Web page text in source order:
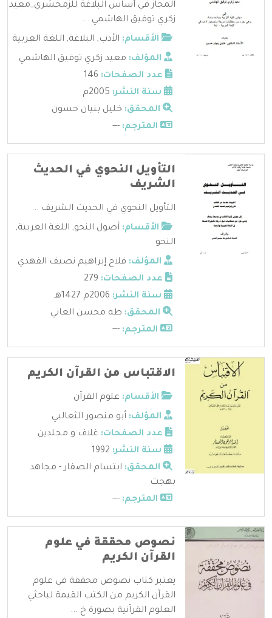
المجاز في أساس البلاغة للزمخشري_معيد
زكري توفيق الهاشمي ...
الأقسام: الأدب, البلاغة, اللغة العربية
المؤلف: معيد زكري توفيق الهاشمي
عدد الصفحات:
سنة النشر:
المحقق: خليل بنيان حسون
المترجم: ---
التأويل النحوي في الحديث
الشريف
التأويل النحوي في الحديث الشريف ...
الأقسام: أصول النحو, اللغة العربية,
النحو
المؤلف: فلاح إبراهيم نصيف الفهدي
عدد الصفحات:
سنة النشر:
المحقق: طه محسن العاني
المترجم: ---
الاقتباس من القرآن الكريم
الأقسام: علوم القرآن
المؤلف: أبو منصور الثعالبي
عدد الصفحات: غلاف و مجلدين
سنة النشر:
المحقق: ابتسام الصفار - مجاهد
بهجت
المترجم: ---
نصوص محققة في علوم
القرآن الكريم
يعتبر كتاب نصوص محققة في علوم
القرآن الكريم من الكتب القيمة لباحثي
العلوم القرآنية بصورة خ ...